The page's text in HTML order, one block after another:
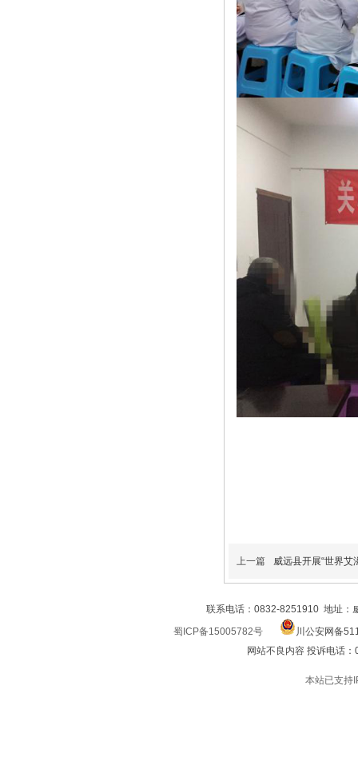
上一篇 威远县开展“世界艾
联系电话：0832-8251910 地址
蜀ICP备15005782号
川公安网备
网站不良内容 投诉电话
本站已支持